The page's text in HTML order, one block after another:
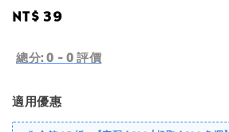
Regular
NT$ 39
總分:0 - 0 評價
適用優惠